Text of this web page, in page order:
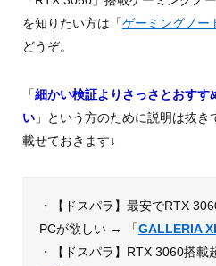
を知りたい方は「ゲーミングノー
どうぞ。
「細かい検証よりさっさとおすす
い」という方のために説明は抜き
載せておきます↓
・【ドスパラ】最安でRTX
PCが欲しい → 「GALLERIA
・【ドスパラ】RTX 3060搭